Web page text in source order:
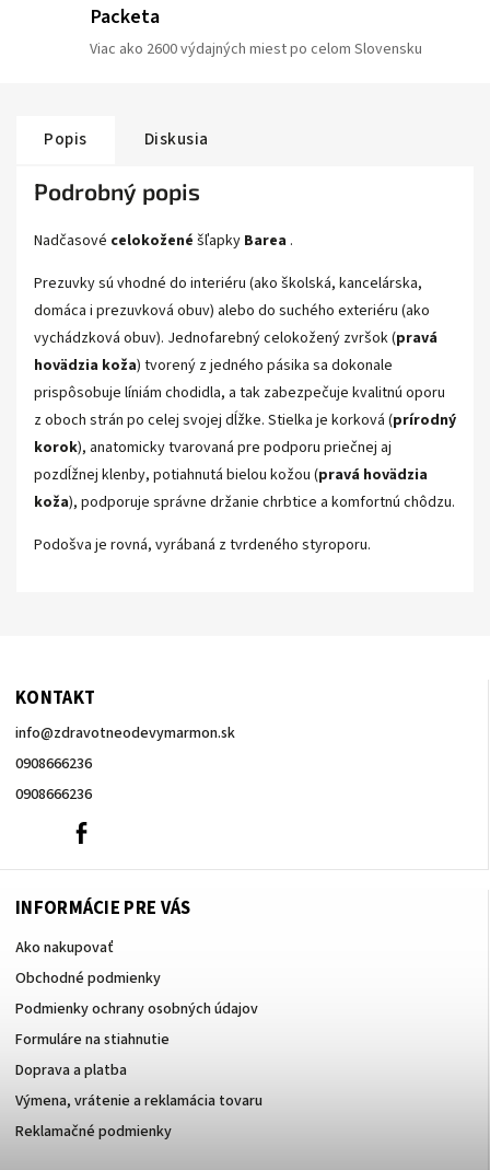
Packeta
Viac ako 2600 výdajných miest po celom Slovensku
Popis Diskusia
Podrobný popis
Nadčasové celokožené šľapky Barea .
Prezuvky sú vhodné do interiéru (ako školská, kancelárska,
domáca i prezuvková obuv) alebo do suchého exteriéru (ako
vychádzková obuv). Jednofarebný celokožený zvršok (pravá
hovädzia koža) tvorený z jedného pásika sa dokonale
prispôsobuje líniám chodidla, a tak zabezpečuje kvalitnú oporu
z oboch strán po celej svojej dĺžke. Stielka je korková (prírodný
korok), anatomicky tvarovaná pre podporu priečnej aj
pozdĺžnej klenby, potiahnutá bielou kožou (pravá hovädzia
koža), podporuje správne držanie chrbtice a komfortnú chôdzu.
Podošva je rovná, vyrábaná z tvrdeného styroporu.
KONTAKT
info@zdravotneodevymarmon.sk
0908666236
0908666236
0908666236
INFORMÁCIE PRE VÁS
Ako nakupovať
Obchodné podmienky
Podmienky ochrany osobných údajov
Formuláre na stiahnutie
Doprava a platba
Výmena, vrátenie a reklamácia tovaru
Reklamačné podmienky